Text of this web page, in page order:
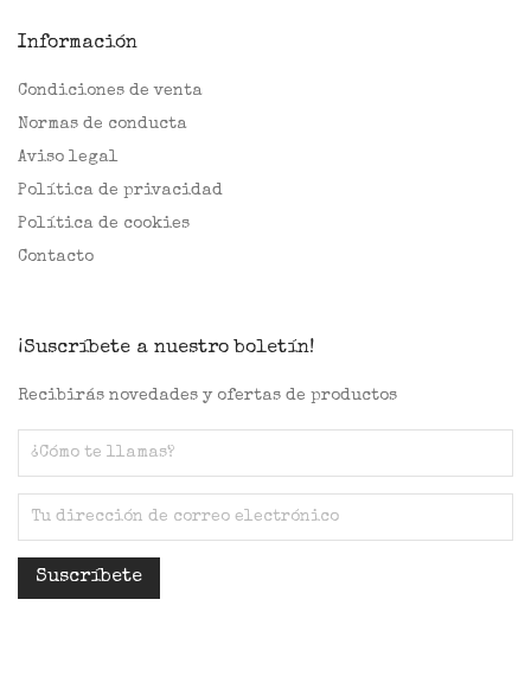
Información
Condiciones de venta
Normas de conducta
Aviso legal
Política de privacidad
Política de cookies
Contacto
¡Suscríbete a nuestro boletín!
Recibirás novedades y ofertas de productos